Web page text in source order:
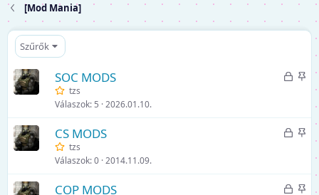
[Mod Mania]
Szűrők
Z
l
K
e
SOC MODS
tzs
Válaszok 5 2026.01.10.
Z
l
K
e
CS MODS
tzs
Válaszok 0 2014.11.09.
Z
K
COP MODS